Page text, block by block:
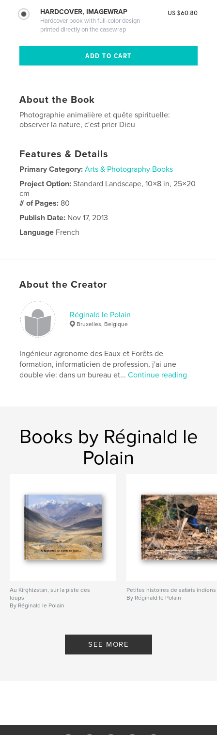
HARDCOVER, IMAGEWRAP
Hardcover book with full-color design
printed directly on the casewrap
US $60.80
About the Book
Photographie animalière et quête spirituelle:
observer la nature, c'est prier Dieu
Features & Details
Primary Category: Arts & Photography Books
Project Option:Standard Landscape, 10×8 in, 25×20
cm
# of Pages: 80
Publish Date: Nov 17, 2013
Language French
About the Creator
Réginald le Polain
Bruxelles, Belgique
Ingénieur agronome des Eaux et Forêts de
formation, informaticien de profession, j'ai une
double vie: dans un bureau et...Continue reading
Books by Réginald le
Polain
Au Kirghizstan, sur la piste des
loups
By Réginald le Polain
Petites histoires de safaris indiens
By Réginald le Polain
SEE MORE